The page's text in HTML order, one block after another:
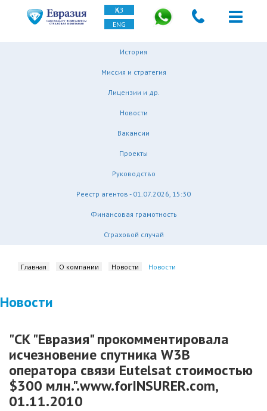
ҚАЗ
ENG
История
Миссия и стратегия
Лицензии и др.
Новости
Вакансии
Проекты
Руководство
Реестр агентов - 01.07.2026, 15:30
Финансовая грамотность
Страховой случай
Главная О компании Новости Новости
Новости
"СК "Евразия" прокомментировала
исчезновение спутника W3B
оператора связи Eutelsat стоимостью
$300 млн.".www.forINSURER.com,
01.11.2010